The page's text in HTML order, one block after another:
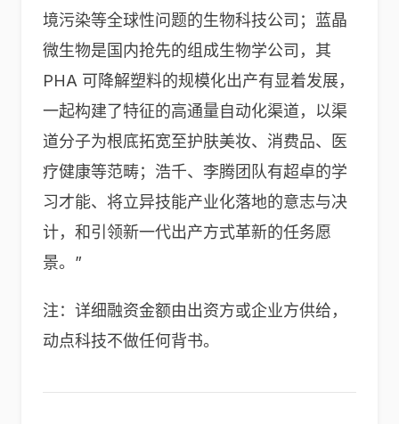
境污染等全球性问题的生物科技公司；蓝晶
微生物是国内抢先的组成生物学公司，其
PHA 可降解塑料的规模化出产有显着发展，
一起构建了特征的高通量自动化渠道，以渠
道分子为根底拓宽至护肤美妆、消费品、医
疗健康等范畴；浩千、李腾团队有超卓的学
习才能、将立异技能产业化落地的意志与决
计，和引领新一代出产方式革新的任务愿
景。”
注：详细融资金额由出资方或企业方供给，
动点科技不做任何背书。